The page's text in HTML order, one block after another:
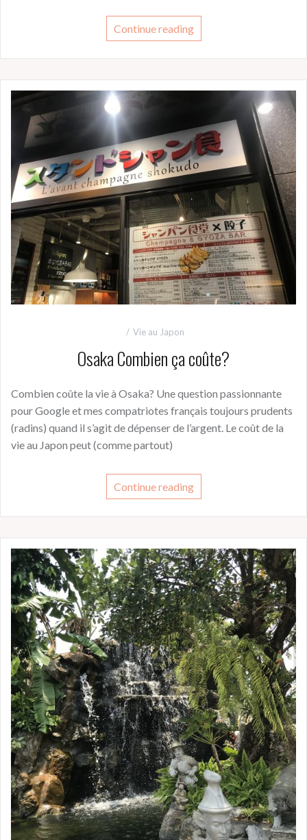
Continue reading
Vie au Japon
Osaka Combien ça coûte?
Combien coûte la vie à Osaka? Une question passionnante
pour Google et mes compatriotes français toujours prudents
(radins) quand il s’agit de dépenser de l’argent. Le coût de la
vie au Japon peut (comme partout)
Continue reading